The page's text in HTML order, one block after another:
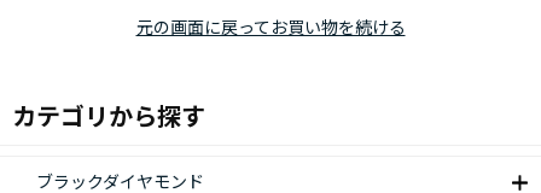
元の画面に戻ってお買い物を続ける
カテゴリから探す
ブラックダイヤモンド